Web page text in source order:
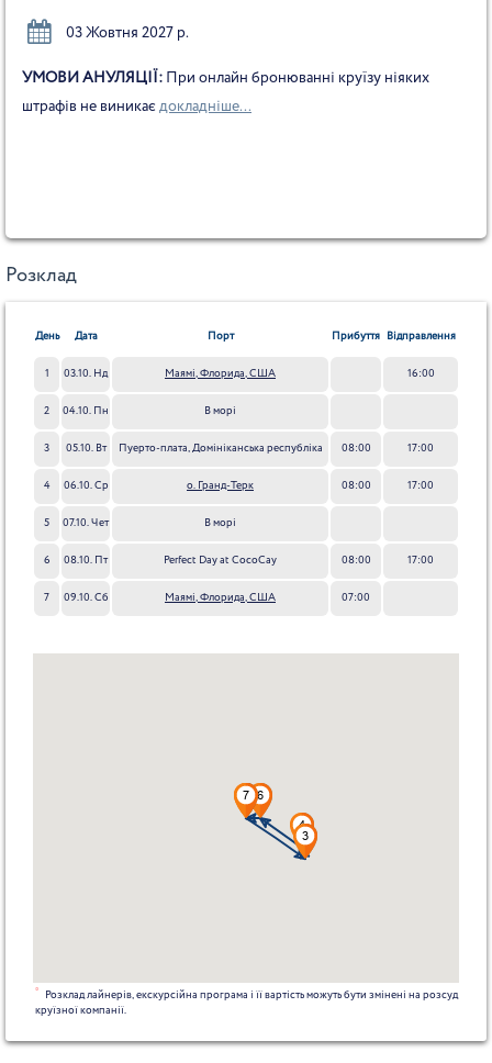
03 Жовтня 2027 р.
УМОВИ АНУЛЯЦІЇ: При онлайн бронюванні круїзу ніяких
штрафів не виникає докладніше...
Розклад
День Дата Порт Прибуття Відправлення
1 03.10. Нд Маямі, Флорида, США 16:00
2 04.10. Пн В морі
3 05.10. Вт Пуерто-плата, Домініканська республіка 08:00 17:00
4 06.10. Ср о. Гранд-Терк 08:00 17:00
5 07.10. Чет В морі
6 08.10. Пт Perfect Day at CocoCay 08:00 17:00
7 09.10. Сб Маямі, Флорида, США 07:00
*
Розклад лайнерів, екскурсійна програма і її вартість можуть бути змінені на розсуд
круїзної компанії.